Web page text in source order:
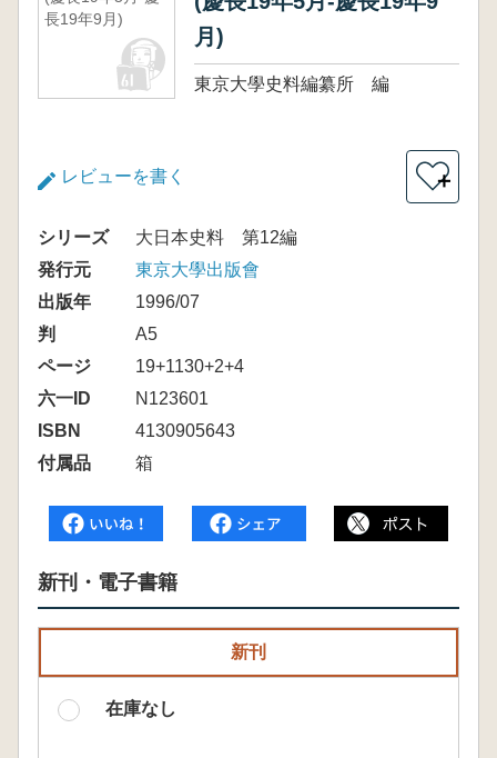
長19年9月)
月)
東京大學史料編纂所 編
レビューを書く ＋
シリーズ
大日本史料 第12編
発行元
東京大學出版會
出版年
1996/07
判
A5
ページ
19+1130+2+4
六一ID
N123601
ISBN
4130905643
付属品
箱
新刊・電子書籍
新刊
在庫なし